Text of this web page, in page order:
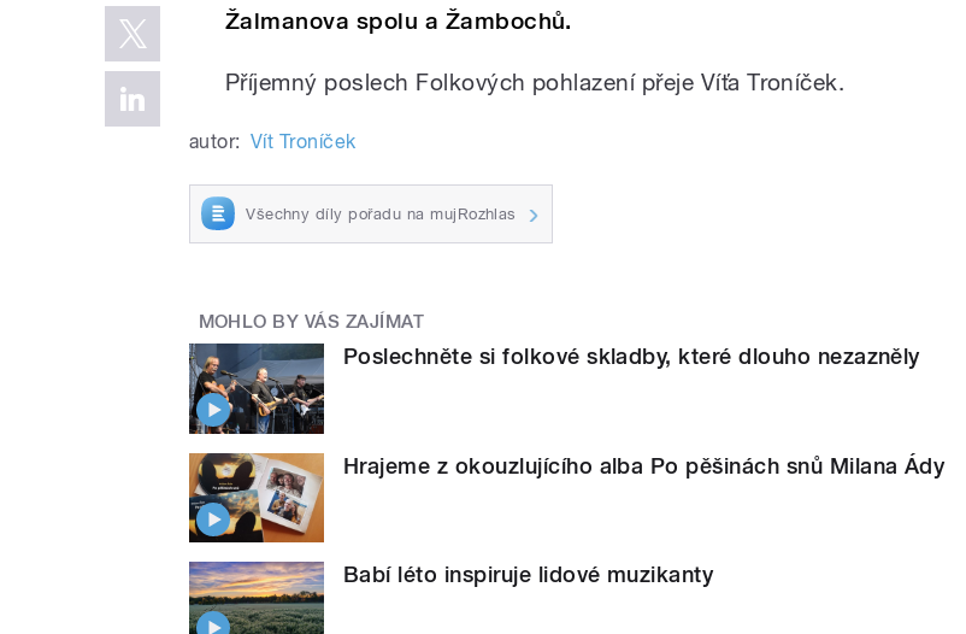
Žalmanova spolu a Žambochů.
Příjemný poslech Folkových pohlazení přeje Víťa Troníček.
autor: Vít Troníček
Všechny díly pořadu na mujRozhlas
MOHLO BY VÁS ZAJÍMAT
Poslechněte si folkové skladby, které dlouho nezazněly
Hrajeme z okouzlujícího alba Po pěšinách snů Milana Ády
Babí léto inspiruje lidové muzikanty